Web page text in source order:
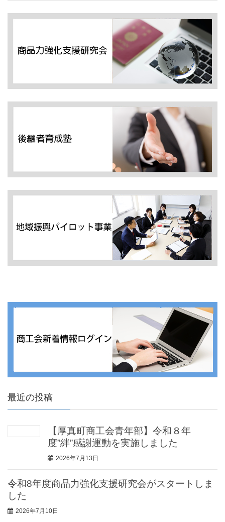
最近の投稿
【厚真町商工会青年部】令和８年
度”絆”感謝運動を実施しました
2026年7月13日
令和8年度商品力強化支援研究会がスタートしま
した
2026年7月10日